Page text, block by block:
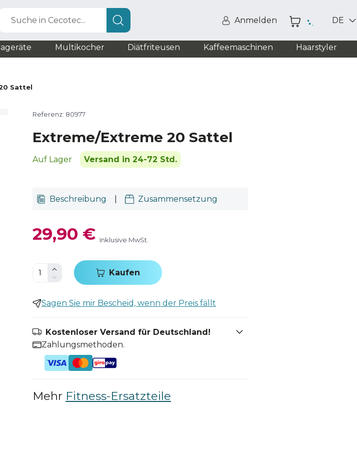
Suche in Cecotec... Anmelden DE
Multikocher Diätfriteusen Kaffeemaschinen Haarstyler
Sattel
Referenz: 80977
Extreme/Extreme 20 Sattel
Auf Lager Versand in 24-72 Std.
Beschreibung Zusammensetzung
29,90 € Inklusive MwSt.
Kaufen
Sagen Sie mir Bescheid, wenn der Preis fällt
Kostenloser Versand für Deutschland!
Zahlungsmethoden.
Mehr Fitness-Ersatzteile